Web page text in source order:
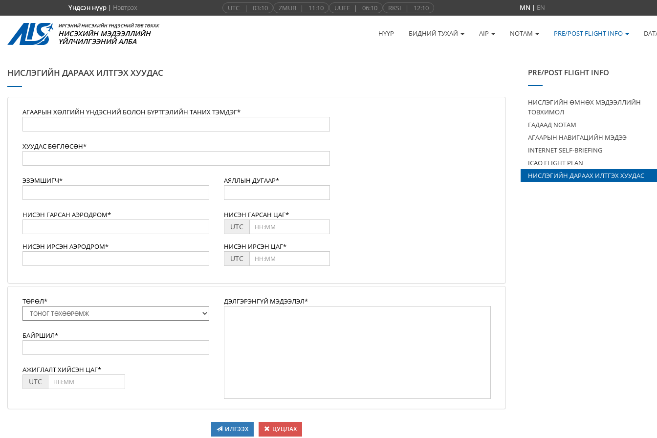
Үндсэн нүүр| Нэвтрэх UTC | 03:10 ZMUB | 11:10 UUEE | 06:10 RKSI | 12:10 MN | EN
ИРГЭНИЙ НИСЭХИЙН ҮНДЭСНИЙ ТӨВ ТӨХХК
НИСЭХИЙН МЭДЭЭЛЛИЙН
ҮЙЛЧИЛГЭЭНИЙ АЛБА
НҮҮР БИДНИЙ ТУХАЙ AIP NOTAM PRE/POST FLIGHT INFO
НИСЛЭГИЙН ДАРААХ ИЛТГЭХ ХУУДАС
АГААРЫН ХӨЛГИЙН ҮНДЭСНИЙ БОЛОН БҮРТГЭЛИЙН ТАНИХ ТЭМДЭГ*
ХУУДАС БӨГЛӨСӨН*
ЭЗЭМШИГЧ* АЯЛЛЫН ДУГААР*
НИСЭН ГАРСАН АЭРОДРОМ* НИСЭН ГАРСАН ЦАГ*
UTC
НИСЭН ИРСЭН АЭРОДРОМ* НИСЭН ИРСЭН ЦАГ*
UTC
ТӨРӨЛ*
БАЙРШИЛ*
АЖИГЛАЛТ ХИЙСЭН ЦАГ*
UTC
ДЭЛГЭРЭНГҮЙ МЭДЭЭЛЭЛ*
ИЛГЭЭХ ЦУЦЛАХ
PRE/POST FLIGHT INFO
НИСЛЭГИЙН ӨМНӨХ МЭДЭЭЛЛИЙН
ТОВХИМОЛ
ГАДААД NOTAM
АГААРЫН НАВИГАЦИЙН МЭДЭЭ
INTERNET SELF-BRIEFING
ICAO FLIGHT PLAN
НИСЛЭГИЙН ДАРААХ ИЛТГЭХ ХУУДАС